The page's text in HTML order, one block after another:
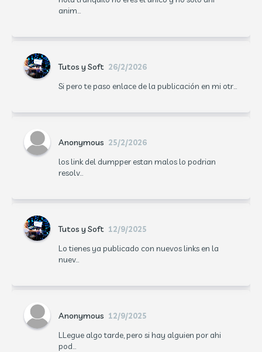
anim...
Tutos y Soft 26/2/2026
Si pero te paso enlace de la publicación en mi otr...
Anonymous 25/2/2026
los link del dumpper estan malos lo podrian
resolv...
Tutos y Soft 12/9/2025
Lo tienes ya publicado con nuevos links en la
nuev...
Anonymous 12/9/2025
LLegue algo tarde, pero si hay alguien por ahi
pod...